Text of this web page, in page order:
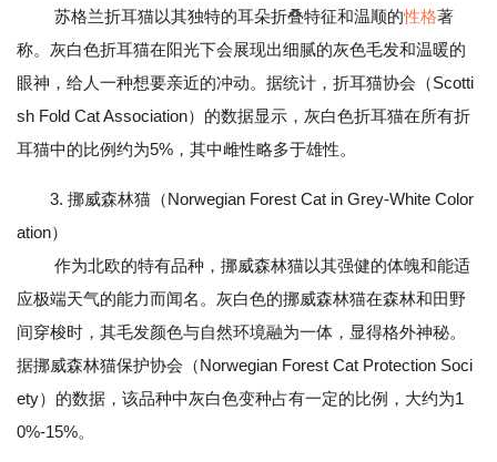
苏格兰折耳猫以其独特的耳朵折叠特征和温顺的性格著
称。灰白色折耳猫在阳光下会展现出细腻的灰色毛发和温暖的
眼神，给人一种想要亲近的冲动。据统计，折耳猫协会（Scotti
sh Fold Cat Association）的数据显示，灰白色折耳猫在所有折
耳猫中的比例约为5%，其中雌性略多于雄性。
3. 挪威森林猫（Norwegian Forest Cat in Grey-White Color
ation）
作为北欧的特有品种，挪威森林猫以其强健的体魄和能适
应极端天气的能力而闻名。灰白色的挪威森林猫在森林和田野
间穿梭时，其毛发颜色与自然环境融为一体，显得格外神秘。
据挪威森林猫保护协会（Norwegian Forest Cat Protection Soci
ety）的数据，该品种中灰白色变种占有一定的比例，大约为1
0%-15%。